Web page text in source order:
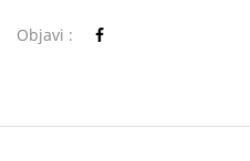
Objavi :